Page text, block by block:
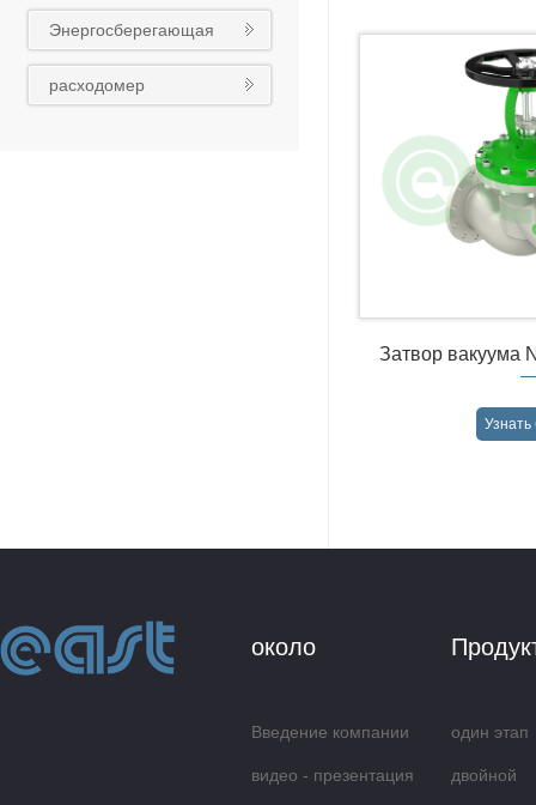
интеллигентного облака
Восточного насоса
Энергосберегающая
реконструкция
расходомер
Затвор вакуума
около
Введение компании
видео - презентация
один этап
двойной